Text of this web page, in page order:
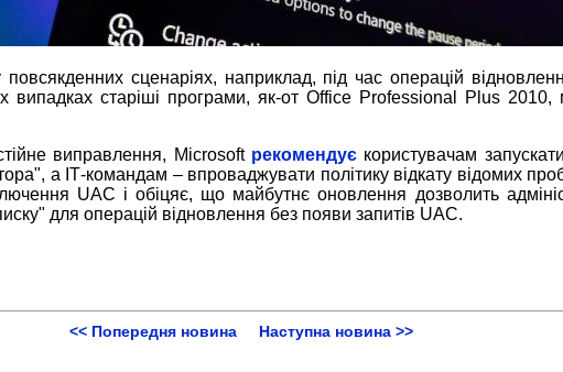
сценаріях, наприклад, під час операцій
випадках старіші програми, як-от Office Professional Plus 2010,
виправлення, Microsoft рекомендуєкористувачам
а ІТ-командам – впроваджувати політику відкату відомих
UAC і обіцяє, що майбутнє оновлення дозволить
для операцій відновлення без появи запитів UAC.
<< Попередня новина Наступна новина >>